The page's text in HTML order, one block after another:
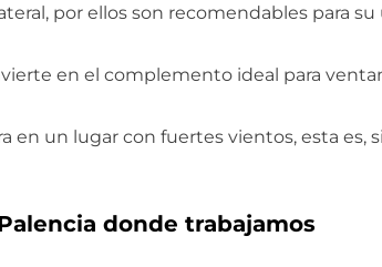
por ellos son recomendables para
en el complemento ideal para
en un lugar con fuertes vientos, esta es,
donde trabajamos